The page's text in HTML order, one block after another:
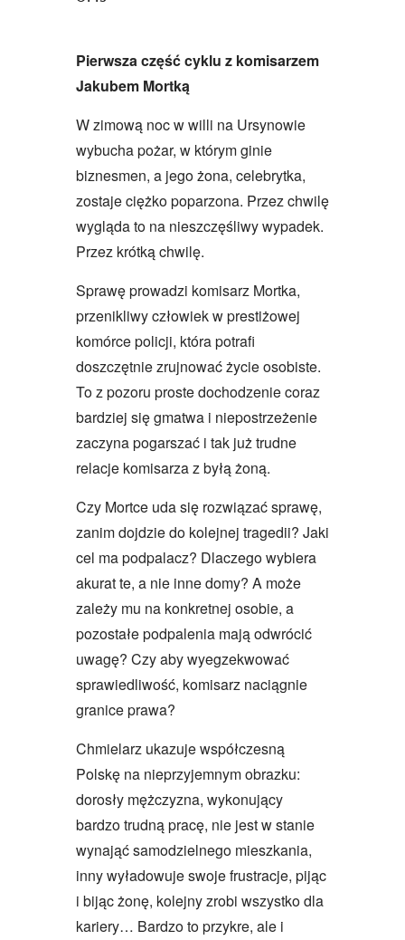
Pierwsza część cyklu z komisarzem
Jakubem Mortką
W zimową noc w willi na Ursynowie
wybucha pożar, w którym ginie
biznesmen, a jego żona, celebrytka,
zostaje ciężko poparzona. Przez chwilę
wygląda to na nieszczęśliwy wypadek.
Przez krótką chwilę.
Sprawę prowadzi komisarz Mortka,
przenikliwy człowiek w prestiżowej
komórce policji, która potrafi
doszczętnie zrujnować życie osobiste.
To z pozoru proste dochodzenie coraz
bardziej się gmatwa i niepostrzeżenie
zaczyna pogarszać i tak już trudne
relacje komisarza z byłą żoną.
Czy Mortce uda się rozwiązać sprawę,
zanim dojdzie do kolejnej tragedii? Jaki
cel ma podpalacz? Dlaczego wybiera
akurat te, a nie inne domy? A może
zależy mu na konkretnej osobie, a
pozostałe podpalenia mają odwrócić
uwagę? Czy aby wyegzekwować
sprawiedliwość, komisarz naciągnie
granice prawa?
Chmielarz ukazuje współczesną
Polskę na nieprzyjemnym obrazku:
dorosły mężczyzna, wykonujący
bardzo trudną pracę, nie jest w stanie
wynająć samodzielnego mieszkania,
inny wyładowuje swoje frustracje, pijąc
i bijąc żonę, kolejny zrobi wszystko dla
kariery… Bardzo to przykre, ale i